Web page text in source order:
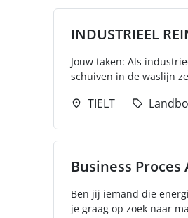
INDUSTRIEEL
Jouw taken: Als
schuiven in de waslijn
TIELT
Business Proces
Ben jij iemand die
je graag op zoek naar